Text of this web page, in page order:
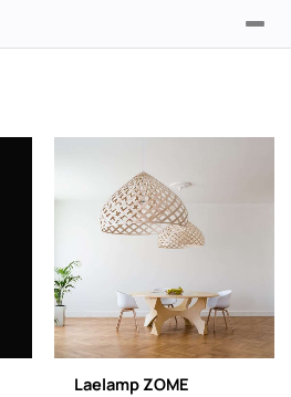
Laelamp ZOME